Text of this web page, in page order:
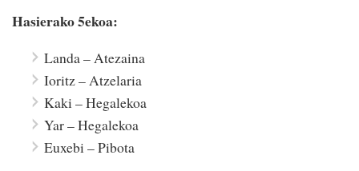
Hasierako 5ekoa:
Landa – Atezaina
Ioritz – Atzelaria
Kaki – Hegalekoa
Yar – Hegalekoa
Euxebi – Pibota